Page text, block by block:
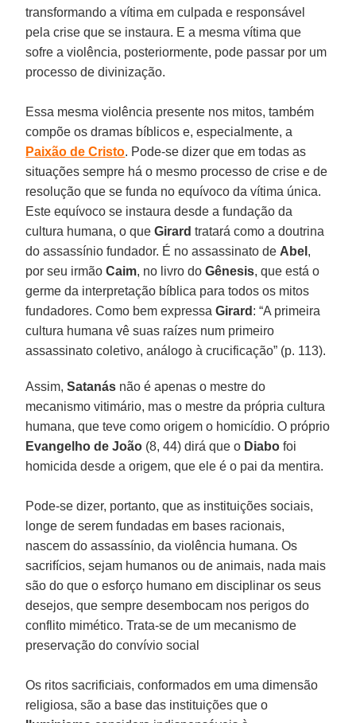
transformando a vítima em culpada e responsável
pela crise que se instaura. E a mesma vítima que
sofre a violência, posteriormente, pode passar por um
processo de divinização.
Essa mesma violência presente nos mitos, também
compõe os dramas bíblicos e, especialmente, a
Paixão de Cristo. Pode-se dizer que em todas as
situações sempre há o mesmo processo de crise e de
resolução que se funda no equívoco da vítima única.
Este equívoco se instaura desde a fundação da
cultura humana, o queGirard tratará como a doutrina
do assassínio fundador. É no assassinato de Abel ,
por seu irmãoCaim, no livro doGênesis, que está o
germe da interpretação bíblica para todos os mitos
fundadores. Como bem expressaGirard : “A primeira
cultura humana vê suas raízes num primeiro
assassinato coletivo, análogo à crucificação” (p. 113).
Assim,Satanás não é apenas o mestre do
mecanismo vitimário, mas o mestre da própria cultura
humana, que teve como origem o homicídio. O próprio
Evangelho de João (8, 44) dirá que o Diabo foi
homicida desde a origem, que ele é o pai da mentira.
Pode-se dizer, portanto, que as instituições sociais,
longe de serem fundadas em bases racionais,
nascem do assassínio, da violência humana. Os
sacrifícios, sejam humanos ou de animais, nada mais
são do que o esforço humano em disciplinar os seus
desejos, que sempre desembocam nos perigos do
conflito mimético. Trata-se de um mecanismo de
preservação do convívio social
Os ritos sacrificiais, conformados em uma dimensão
religiosa, são a base das instituições que o